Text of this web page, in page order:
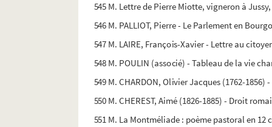
545 M. Lettre de Pierre Miotte, vigneron à
546 M. PALLIOT, Pierre - Le Parlement en
547 M. LAIRE, François-Xavier - Lettre au
548 M. POULIN (associé) - Tableau de la vie
549 M. CHARDON, Olivier Jacques (1762-
550 M. CHEREST, Aimé (1826-1885) - Droit
551 M. La Montméliade : poème pastoral en